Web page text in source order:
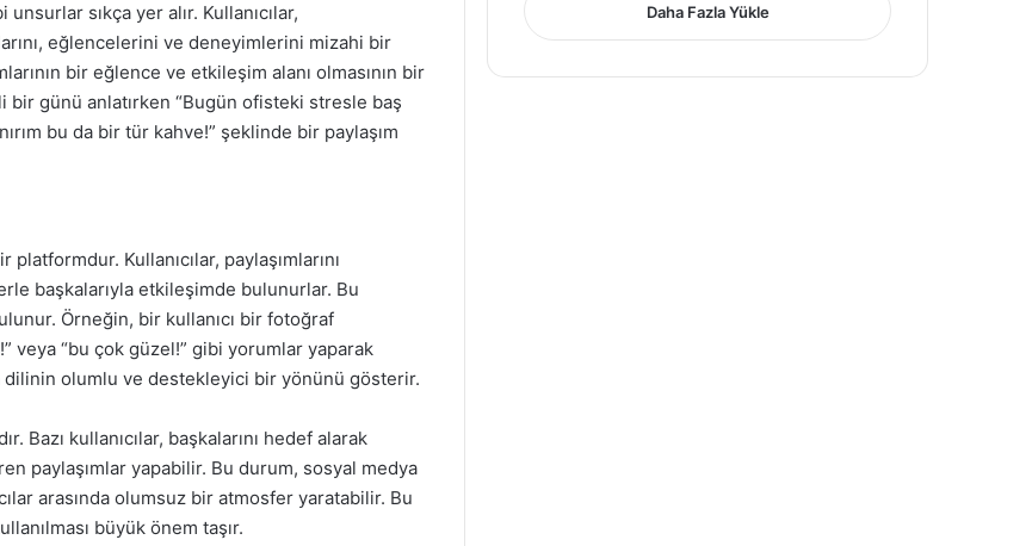
sıkça yer alır. Kullanıcılar,
eğlencelerini ve deneyimlerini mizahi bir
bir eğlence ve etkileşim alanı olmasının bir
günü anlatırken “Bugün ofisteki stresle baş
bu da bir tür kahve!” şeklinde bir paylaşım
Kullanıcılar, paylaşımlarını
başkalarıyla etkileşimde bulunurlar. Bu
Örneğin, bir kullanıcı bir fotoğraf
veya “bu çok güzel!” gibi yorumlar yaparak
olumlu ve destekleyici bir yönünü gösterir.
Bazı kullanıcılar, başkalarını hedef alarak
paylaşımlar yapabilir. Bu durum, sosyal medya
arasında olumsuz bir atmosfer yaratabilir. Bu
büyük önem taşır.
Daha Fazla Yükle